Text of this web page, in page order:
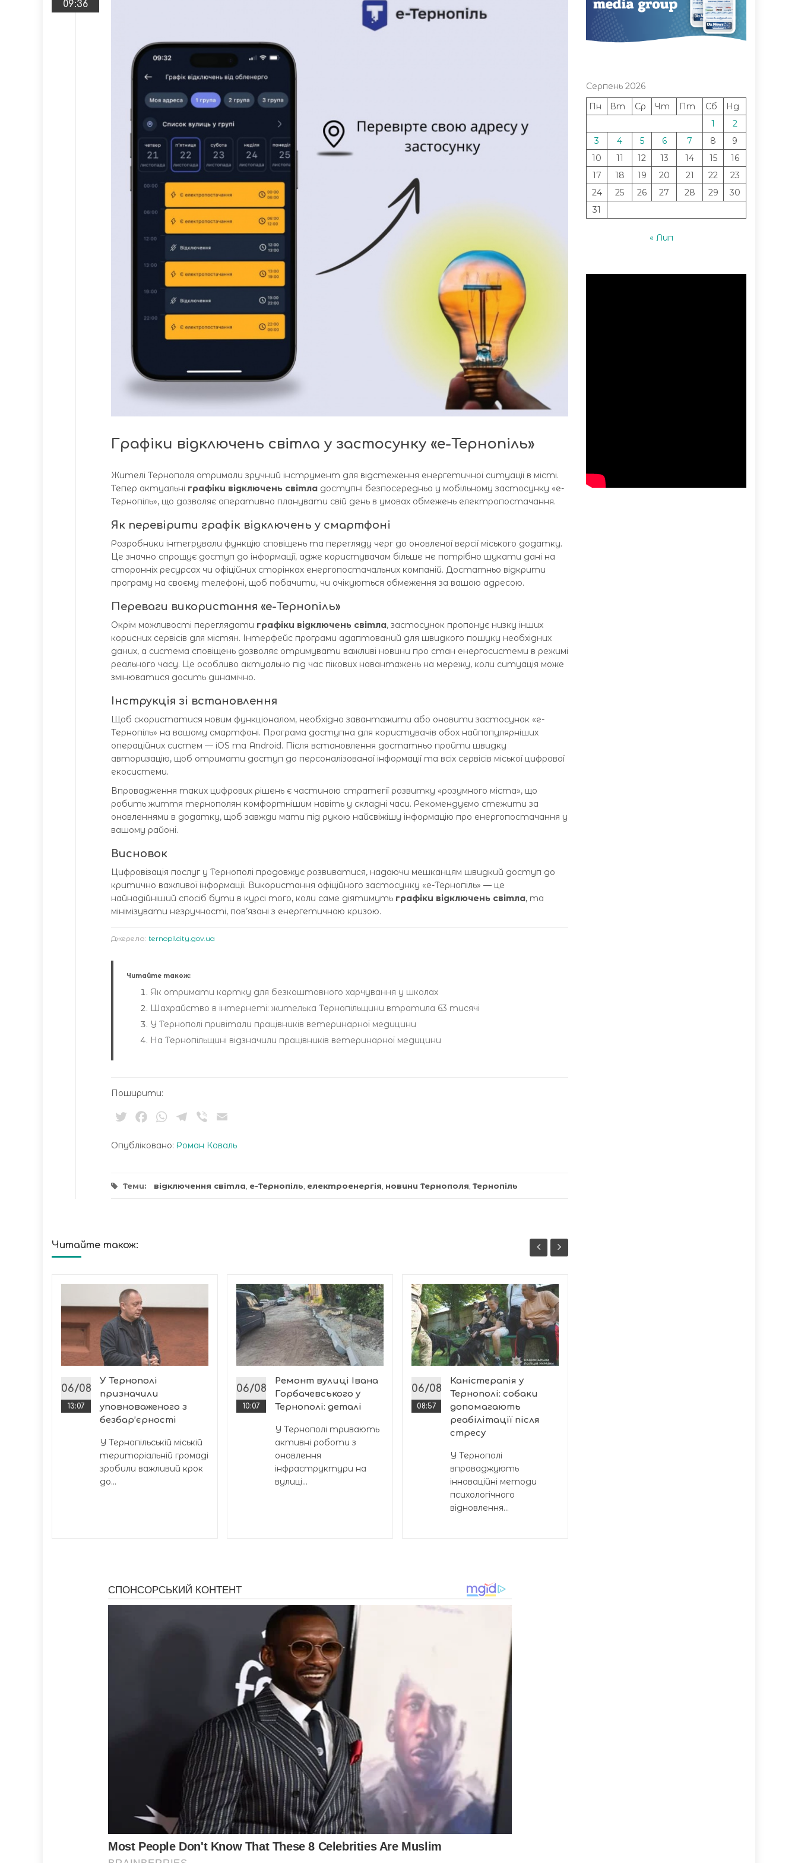
09:36
Графіки відключень світла у застосунку «е-Тернопіль»
Жителі Тернополя отримали зручний інструмент для відстеження енергетичної ситуації в місті.
Тепер актуальні графіки відключень світла доступні безпосередньо у мобільному застосунку «е-
Тернопіль», що дозволяє оперативно планувати свій день в умовах обмежень електропостачання.
Як перевірити графік відключень у смартфоні
Розробники інтегрували функцію сповіщень та перегляду черг до оновленої версії міського додатку.
Це значно спрощує доступ до інформації, адже користувачам більше не потрібно шукати дані на
сторонніх ресурсах чи офіційних сторінках енергопостачальних компаній. Достатньо відкрити
програму на своєму телефоні, щоб побачити, чи очікуються обмеження за вашою адресою.
Переваги використання «е-Тернопіль»
Окрім можливості переглядати графіки відключень світла, застосунок пропонує низку інших
корисних сервісів для містян. Інтерфейс програми адаптований для швидкого пошуку необхідних
даних, а система сповіщень дозволяє отримувати важливі новини про стан енергосистеми в режимі
реального часу. Це особливо актуально під час пікових навантажень на мережу, коли ситуація може
змінюватися досить динамічно.
Інструкція зі встановлення
Щоб скористатися новим функціоналом, необхідно завантажити або оновити застосунок «е-
Тернопіль» на вашому смартфоні. Програма доступна для користувачів обох найпопулярніших
операційних систем — iOS та Android. Після встановлення достатньо пройти швидку
авторизацію, щоб отримати доступ до персоналізованої інформації та всіх сервісів міської цифрової
екосистеми.
Впровадження таких цифрових рішень є частиною стратегії розвитку «розумного міста», що
робить життя тернополян комфортнішим навіть у складні часи. Рекомендуємо стежити за
оновленнями в додатку, щоб завжди мати під рукою найсвіжішу інформацію про енергопостачання у
вашому районі.
Висновок
Цифровізація послуг у Тернополі продовжує розвиватися, надаючи мешканцям швидкий доступ до
критично важливої інформації. Використання офіційного застосунку «е-Тернопіль» — це
найнадійніший спосіб бути в курсі того, коли саме діятимуть графіки відключень світла, та
мінімізувати незручності, пов’язані з енергетичною кризою.
Джерело: ternopilcity.gov.ua
Читайте також:
Як отримати картку для безкоштовного харчування у школах
Шахрайство в інтернеті: жителька Тернопільщини втратила 63 тисячі
У Тернополі привітали працівників ветеринарної медицини
На Тернопільщині відзначили працівників ветеринарної медицини
Поширити:
TwitterFacebookWhatsApp
Telegram
Viber
Опубліковано: Роман Коваль
Теми: відключення світла е-Тернопіль електроенергія новини Тернополя Тернопіль
Читайте також:
06/08
13:07
У Тернополі
призначили
уповноваженого з
безбар’єрності
У Тернопільській міській
територіальній громаді
зробили важливий крок
до...
06/08
10:07
Ремонт вулиці Івана
Горбачевського у
Тернополі: деталі
У Тернополі тривають
активні роботи з
оновлення
інфраструктури на
вулиці...
06/08
08:57
Каністерапія у
Тернополі: собаки
допомагають
реабілітації після
стресу
У Тернополі
впроваджують
інноваційні методи
психологічного
відновлення...
Серпень 2026
Пн
Вт Ср Чт Пт Сб
Нд
1
2
3
4 5 6 7 8
9
10
11 12 13 14 15
16
17
18 19 20 21 22
23
24
25 26 27 28 29
30
31
« Лип